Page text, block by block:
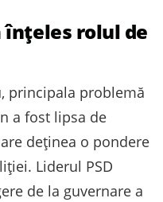
înțeles rolul de
principala problemă
a fost lipsa de
deținea o pondere
Liderul PSD
de la guvernare a